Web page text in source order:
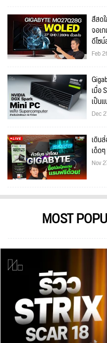
สีสด
จอเ
ดีไซ
Feb
เมื่อ
เป็น
Dec
เดิน
เด็ด
Nov
MOST